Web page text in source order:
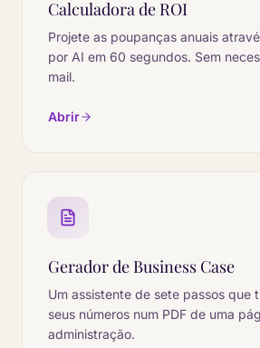
Calculadora de ROI
Projete as poupanças anuais
por AI em 60 segundos. Sem
mail.
Abrir
Gerador de Business Case
Um assistente de sete passos que
seus números num PDF de uma
administração.